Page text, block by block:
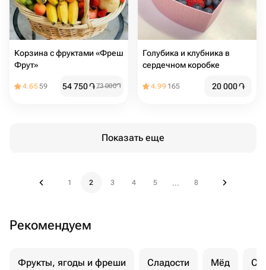
Корзина с фруктами «Фреш
Фрут»
4.6559 54 750֏73 000֏
Голубика и клубника в
сердечном коробке
4.99 165 20 000֏
Показать еще
1 2 3 4 5 ... 8
Рекомендуем
Фрукты, ягоды и фреши Сладости Мёд